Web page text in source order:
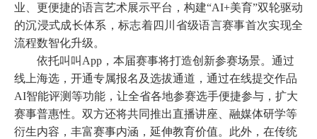
业、更便捷的语言艺术展示平台， 构建“AI+美育”双轮驱动
的沉浸式成长体系，标志着四川省级语言赛事首次实现全
流程数智化升级。
依托叫叫 App，本届赛事将打造创新参赛场景。通过
线上海选，开通专属报名及选拔通道，通过在线提交作品
AI智能评测等功能，让全省各地参赛选手便捷参与，扩大
赛事普惠性。双方还将共同推出直播讲座、融媒体研学等
衍生内容，丰富赛事内涵，延伸教育价值。 此外，在传统